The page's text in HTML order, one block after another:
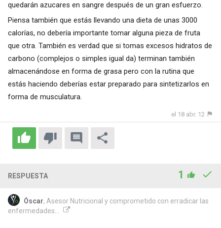
quedarán azucares en sangre después de un gran esfuerzo.
Piensa también que estás llevando una dieta de unas 3000
calorías, no debería importante tomar alguna pieza de fruta
que otra. También es verdad que si tomas excesos hidratos de
carbono (complejos o simples igual da) terminan también
almacenándose en forma de grasa pero con la rutina que
estás haciendo deberías estar preparado para sintetizarlos en
forma de musculatura.
el 18 abr. 12
RESPUESTA 1
Óscar, Asesor Nutricional y comprometido con erradicar las
enfermedades...